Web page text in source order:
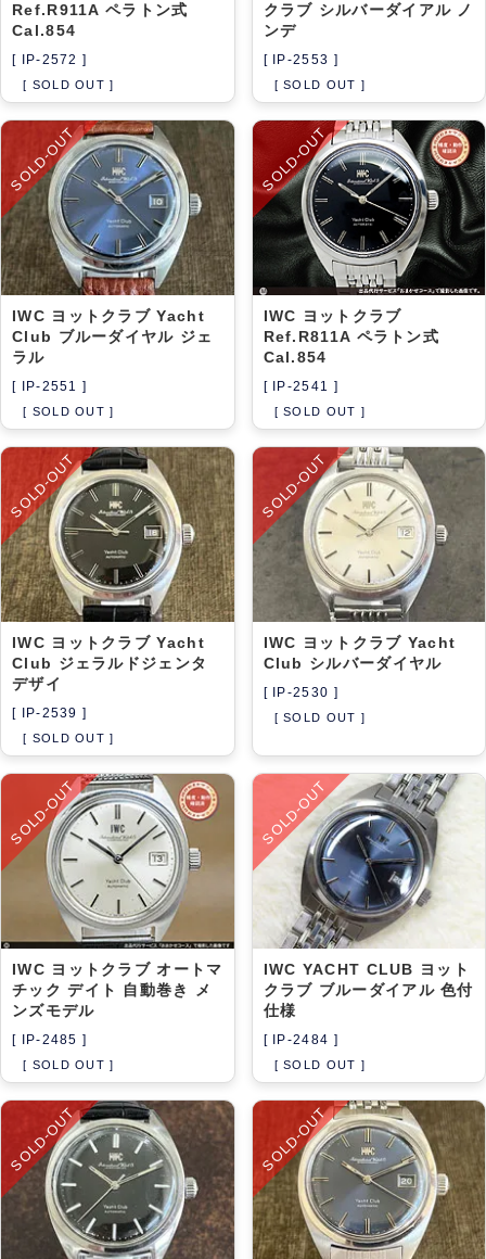
Ref.R911A ペラトン式
Cal.854
[ IP-2572 ]
[ SOLD OUT ]
クラブ シルバーダイアル ノ
ンデ
[ IP-2553 ]
[ SOLD OUT ]
SOLD-OUT
IWC ヨットクラブ Yacht
Club ブルーダイヤル ジェ
ラル
[ IP-2551 ]
[ SOLD OUT ]
SOLD-OUT
IWC ヨットクラブ
Ref.R811A ペラトン式
Cal.854
[ IP-2541 ]
[ SOLD OUT ]
SOLD-OUT
IWC ヨットクラブ Yacht
Club ジェラルドジェンタ
デザイ
[ IP-2539 ]
[ SOLD OUT ]
SOLD-OUT
IWC ヨットクラブ Yacht
Club シルバーダイヤル
[ IP-2530 ]
[ SOLD OUT ]
SOLD-OUT
IWC ヨットクラブ オートマ
チック デイト 自動巻き メ
ンズモデル
[ IP-2485 ]
[ SOLD OUT ]
SOLD-OUT
IWC YACHT CLUB ヨット
クラブ ブルーダイアル 色付
仕様
[ IP-2484 ]
[ SOLD OUT ]
SOLD-OUT SOLD-OUT